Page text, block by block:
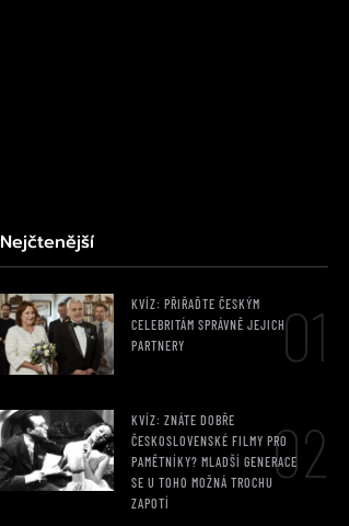
Nejčtenější
KVÍZ: PŘIŘAĎTE ČESKÝM
CELEBRITÁM SPRÁVNĚ JEJICH
PARTNERY
01
KVÍZ: ZNÁTE DOBŘE
ČESKOSLOVENSKÉ FILMY PRO
PAMĚTNÍKY? MLADŠÍ GENERACE
SE U TOHO MOŽNÁ TROCHU
ZAPOTÍ
02